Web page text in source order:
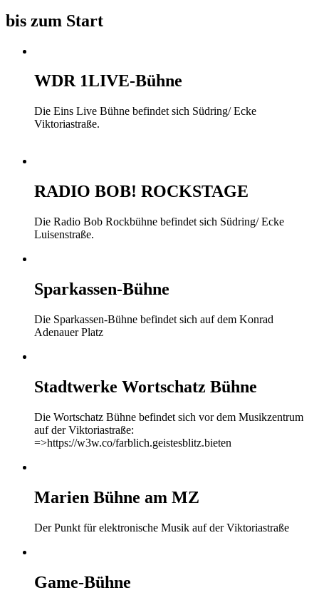
bis zum Start
WDR 1LIVE-Bühne
Die Eins Live Bühne befindet sich Südring/ Ecke
Viktoriastraße.
RADIO BOB! ROCKSTAGE
Die Radio Bob Rockbühne befindet sich Südring/ Ecke
Luisenstraße.
Sparkassen-Bühne
Die Sparkassen-Bühne befindet sich auf dem Konrad
Adenauer Platz
Stadtwerke Wortschatz Bühne
Die Wortschatz Bühne befindet sich vor dem Musikzentrum
auf der Viktoriastraße:
=>https://w3w.co/farblich.geistesblitz.bieten
Marien Bühne am MZ
Der Punkt für elektronische Musik auf der Viktoriastraße
Game-Bühne